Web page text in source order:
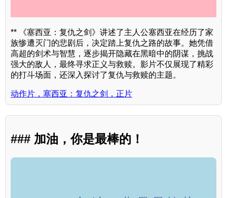
** 《塞西亚：复仇之剑》讲述了主人公塞西亚在经历了家
族惨遭灭门的悲剧后，决定踏上复仇之路的故事。她凭借
高超的剑术与智慧，逐步揭开隐藏在黑暗中的阴谋，挑战
强大的敌人，最终寻求正义与救赎。影片不仅展现了精彩
的打斗场面，还深入探讨了复仇与救赎的主题。
动作片，塞西亚：复仇之剑，正片
### 加油，你是最棒的！